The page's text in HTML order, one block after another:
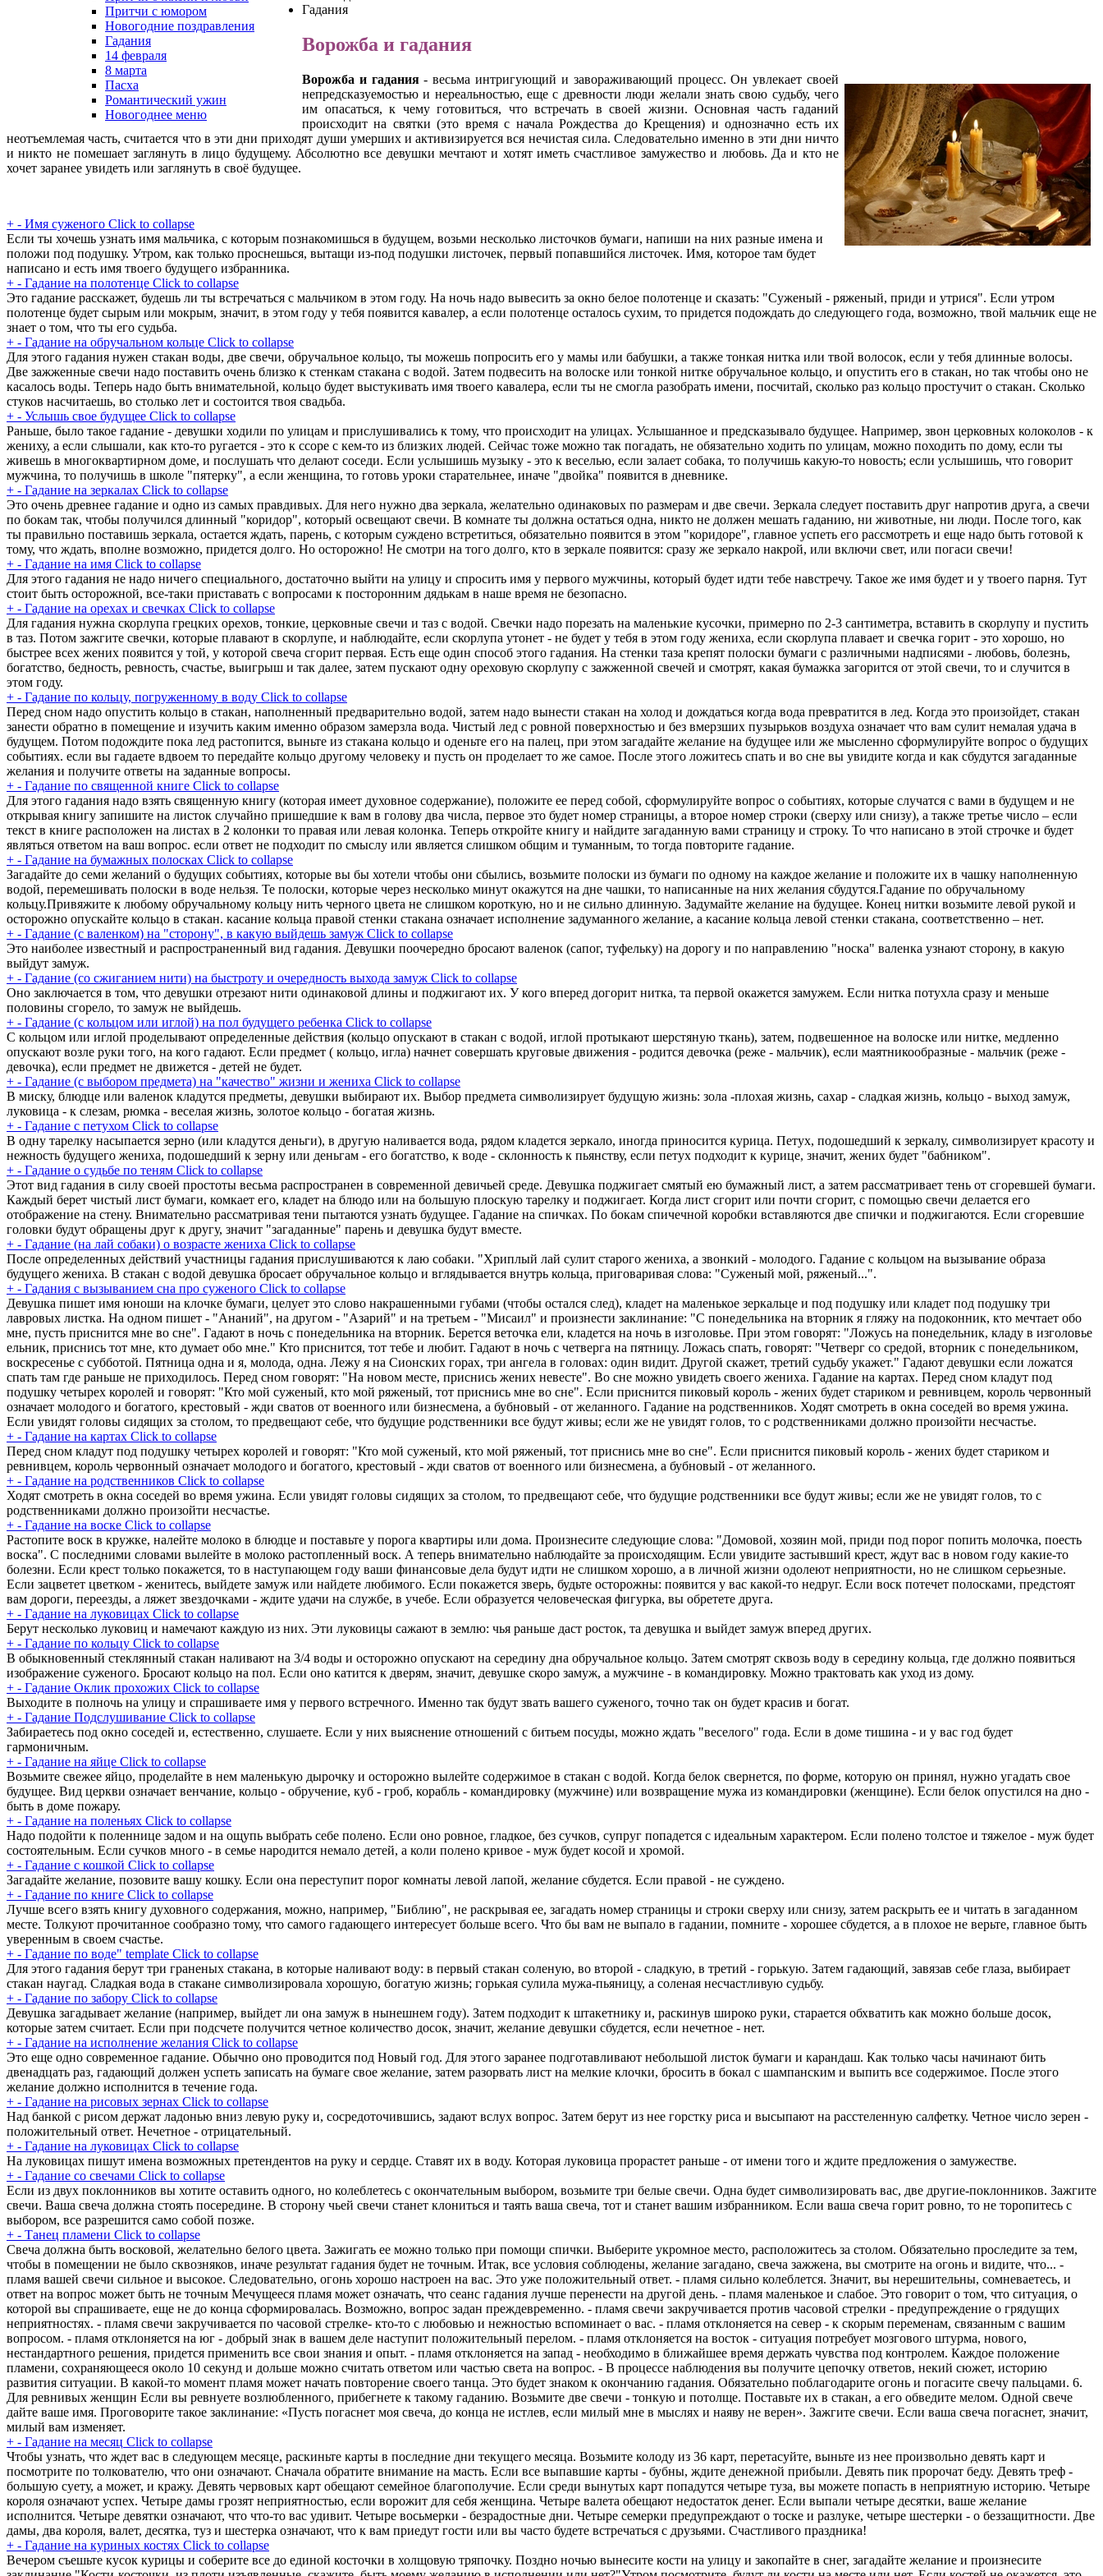
Притчи с юмором
Новогодние поздравления
Гадания
14 февраля
8 марта
Пасха
Романтический ужин
Новогоднее меню
Гадания
Ворожба и гадания
Ворожба и гадания- весьма интригующий и завораживающий процесс. Он увлекает своей
непредсказуемостью и нереальностью, еще с древности люди желали знать свою судьбу, чего
им опасаться, к чему готовиться, что встречать в своей жизни. Основная часть гаданий
происходит на святки (это время с начала Рождества до Крещения) и однозначно есть их
неотъемлемая часть, считается что в эти дни приходят души умерших и активизируется вся нечистая сила. Следовательно именно в эти дни ничто
и никто не помешает заглянуть в лицо будущему. Абсолютно все девушки мечтают и хотят иметь счастливое замужество и любовь. Да и кто не
хочет заранее увидеть или заглянуть в своё будущее.
+ - Имя суженого Click to collapse
Если ты хочешь узнать имя мальчика, с которым познакомишься в будущем, возьми несколько листочков бумаги, напиши на них разные имена и
положи под подушку. Утром, как только проснешься, вытащи из-под подушки листочек, первый попавшийся листочек. Имя, которое там будет
написано и есть имя твоего будущего избранника.
+ - Гадание на полотенце Click to collapse
Это гадание расскажет, будешь ли ты встречаться с мальчиком в этом году. На ночь надо вывесить за окно белое полотенце и сказать: "Суженый - ряженый, приди и утрися". Если утром
полотенце будет сырым или мокрым, значит, в этом году у тебя появится кавалер, а если полотенце осталось сухим, то придется подождать до следующего года, возможно, твой мальчик еще не
знает о том, что ты его судьба.
+ - Гадание на обручальном кольце Click to collapse
Для этого гадания нужен стакан воды, две свечи, обручальное кольцо, ты можешь попросить его у мамы или бабушки, а также тонкая нитка или твой волосок, если у тебя длинные волосы.
Две зажженные свечи надо поставить очень близко к стенкам стакана с водой. Затем подвесить на волоске или тонкой нитке обручальное кольцо, и опустить его в стакан, но так чтобы оно не
касалось воды. Теперь надо быть внимательной, кольцо будет выстукивать имя твоего кавалера, если ты не смогла разобрать имени, посчитай, сколько раз кольцо простучит о стакан. Сколько
стуков насчитаешь, во столько лет и состоится твоя свадьба.
+ - Услышь свое будущее Click to collapse
Раньше, было такое гадание - девушки ходили по улицам и прислушивались к тому, что происходит на улицах. Услышанное и предсказывало будущее. Например, звон церковных колоколов - к
жениху, а если слышали, как кто-то ругается - это к ссоре с кем-то из близких людей. Сейчас тоже можно так погадать, не обязательно ходить по улицам, можно походить по дому, если ты
живешь в многоквартирном доме, и послушать что делают соседи. Если услышишь музыку - это к веселью, если залает собака, то получишь какую-то новость; если услышишь, что говорит
мужчина, то получишь в школе "пятерку", а если женщина, то готовь уроки старательнее, иначе "двойка" появится в дневнике.
+ - Гадание на зеркалах Click to collapse
Это очень древнее гадание и одно из самых правдивых. Для него нужно два зеркала, желательно одинаковых по размерам и две свечи. Зеркала следует поставить друг напротив друга, а свечи
по бокам так, чтобы получился длинный "коридор", который освещают свечи. В комнате ты должна остаться одна, никто не должен мешать гаданию, ни животные, ни люди. После того, как
ты правильно поставишь зеркала, остается ждать, парень, с которым суждено встретиться, обязательно появится в этом "коридоре", главное успеть его рассмотреть и еще надо быть готовой к
тому, что ждать, вполне возможно, придется долго. Но осторожно! Не смотри на того долго, кто в зеркале появится: сразу же зеркало накрой, или включи свет, или погаси свечи!
+ - Гадание на имя Click to collapse
Для этого гадания не надо ничего специального, достаточно выйти на улицу и спросить имя у первого мужчины, который будет идти тебе навстречу. Такое же имя будет и у твоего парня. Тут
стоит быть осторожной, все-таки приставать с вопросами к посторонним дядькам в наше время не безопасно.
+ - Гадание на орехах и свечках Click to collapse
Для гадания нужна скорлупа грецких орехов, тонкие, церковные свечи и таз с водой. Свечки надо порезать на маленькие кусочки, примерно по 2-3 сантиметра, вставить в скорлупу и пустить
в таз. Потом зажгите свечки, которые плавают в скорлупе, и наблюдайте, если скорлупа утонет - не будет у тебя в этом году жениха, если скорлупа плавает и свечка горит - это хорошо, но
быстрее всех жених появится у той, у которой свеча сгорит первая. Есть еще один способ этого гадания. На стенки таза крепят полоски бумаги с различными надписями - любовь, болезнь,
богатство, бедность, ревность, счастье, выигрыш и так далее, затем пускают одну ореховую скорлупу с зажженной свечей и смотрят, какая бумажка загорится от этой свечи, то и случится в
этом году.
+ - Гадание по кольцу, погруженному в воду Click to collapse
Перед сном надо опустить кольцо в стакан, наполненный предварительно водой, затем надо вынести стакан на холод и дождаться когда вода превратится в лед. Когда это произойдет, стакан
занести обратно в помещение и изучить каким именно образом замерзла вода. Чистый лед с ровной поверхностью и без вмерзших пузырьков воздуха означает что вам сулит немалая удача в
будущем. Потом подождите пока лед растопится, выньте из стакана кольцо и оденьте его на палец, при этом загадайте желание на будущее или же мысленно сформулируйте вопрос о будущих
событиях. если вы гадаете вдвоем то передайте кольцо другому человеку и пусть он проделает то же самое. После этого ложитесь спать и во сне вы увидите когда и как сбудутся загаданные
желания и получите ответы на заданные вопросы.
+ - Гадание по священной книге Click to collapse
Для этого гадания надо взять священную книгу (которая имеет духовное содержание), положите ее перед собой, сформулируйте вопрос о событиях, которые случатся с вами в будущем и не
открывая книгу запишите на листок случайно пришедшие к вам в голову два числа, первое это будет номер страницы, а второе номер строки (сверху или снизу), а также третье число – если
текст в книге расположен на листах в 2 колонки то правая или левая колонка. Теперь откройте книгу и найдите загаданную вами страницу и строку. То что написано в этой строчке и будет
являться ответом на ваш вопрос. если ответ не подходит по смыслу или является слишком общим и туманным, то тогда повторите гадание.
+ - Гадание на бумажных полосках Click to collapse
Загадайте до семи желаний о будущих событиях, которые вы бы хотели чтобы они сбылись, возьмите полоски из бумаги по одному на каждое желание и положите их в чашку наполненную
водой, перемешивать полоски в воде нельзя. Те полоски, которые через несколько минут окажутся на дне чашки, то написанные на них желания сбудутся.Гадание по обручальному
кольцу.Привяжите к любому обручальному кольцу нить черного цвета не слишком короткую, но и не сильно длинную. Задумайте желание на будущее. Конец нитки возьмите левой рукой и
осторожно опускайте кольцо в стакан. касание кольца правой стенки стакана означает исполнение задуманного желание, а касание кольца левой стенки стакана, соответственно – нет.
+ - Гадание (с валенком) на "сторону", в какую выйдешь замуж Click to collapse
Это наиболее известный и распространенный вид гадания. Девушки поочередно бросают валенок (сапог, туфельку) на дорогу и по направлению "носка" валенка узнают сторону, в какую
выйдут замуж.
+ - Гадание (со сжиганием нити) на быстроту и очередность выхода замуж Click to collapse
Оно заключается в том, что девушки отрезают нити одинаковой длины и поджигают их. У кого вперед догорит нитка, та первой окажется замужем. Если нитка потухла сразу и меньше
половины сгорело, то замуж не выйдешь.
+ - Гадание (с кольцом или иглой) на пол будущего ребенка Click to collapse
С кольцом или иглой проделывают определенные действия (кольцо опускают в стакан с водой, иглой протыкают шерстяную ткань), затем, подвешенное на волоске или нитке, медленно
опускают возле руки того, на кого гадают. Если предмет ( кольцо, игла) начнет совершать круговые движения - родится девочка (реже - мальчик), если маятникообразные - мальчик (реже -
девочка), если предмет не движется - детей не будет.
+ - Гадание (с выбором предмета) на "качество" жизни и жениха Click to collapse
В миску, блюдце или валенок кладутся предметы, девушки выбирают их. Выбор предмета символизирует будущую жизнь: зола -плохая жизнь, сахар - сладкая жизнь, кольцо - выход замуж,
луковица - к слезам, рюмка - веселая жизнь, золотое кольцо - богатая жизнь.
+ - Гадание с петухом Click to collapse
В одну тарелку насыпается зерно (или кладутся деньги), в другую наливается вода, рядом кладется зеркало, иногда приносится курица. Петух, подошедший к зеркалу, символизирует красоту и
нежность будущего жениха, подошедший к зерну или деньгам - его богатство, к воде - склонность к пьянству, если петух подходит к курице, значит, жених будет "бабником".
+ - Гадание о судьбе по теням Click to collapse
Этот вид гадания в силу своей простоты весьма распространен в современной девичьей среде. Девушка поджигает смятый ею бумажный лист, а затем рассматривает тень от сгоревшей бумаги.
Каждый берет чистый лист бумаги, комкает его, кладет на блюдо или на большую плоскую тарелку и поджигает. Когда лист сгорит или почти сгорит, с помощью свечи делается его
отображение на стену. Внимательно рассматривая тени пытаются узнать будущее. Гадание на спичках. По бокам спичечной коробки вставляются две спички и поджигаются. Если сгоревшие
головки будут обращены друг к другу, значит "загаданные" парень и девушка будут вместе.
+ - Гадание (на лай собаки) о возрасте жениха Click to collapse
После определенных действий участницы гадания прислушиваются к лаю собаки. "Хриплый лай сулит старого жениха, а звонкий - молодого. Гадание с кольцом на вызывание образа
будущего жениха. В стакан с водой девушка бросает обручальное кольцо и вглядывается внутрь кольца, приговаривая слова: "Суженый мой, ряженый...".
+ - Гадания с вызыванием сна про суженого Click to collapse
Девушка пишет имя юноши на клочке бумаги, целует это слово накрашенными губами (чтобы остался след), кладет на маленькое зеркальце и под подушку или кладет под подушку три
лавровых листка. На одном пишет - "Ананий", на другом - "Азарий" и на третьем - "Мисаил" и произнести заклинание: "С понедельника на вторник я гляжу на подоконник, кто мечтает обо
мне, пусть приснится мне во сне". Гадают в ночь с понедельника на вторник. Берется веточка ели, кладется на ночь в изголовье. При этом говорят: "Ложусь на понедельник, кладу в изголовье
ельник, приснись тот мне, кто думает обо мне." Кто приснится, тот тебе и любит. Гадают в ночь с четверга на пятницу. Ложась спать, говорят: "Четверг со средой, вторник с понедельником,
воскресенье с субботой. Пятница одна и я, молода, одна. Лежу я на Сионских горах, три ангела в головах: один видит. Другой скажет, третий судьбу укажет." Гадают девушки если ложатся
спать там где раньше не приходилось. Перед сном говорят: "На новом месте, приснись жених невесте". Во сне можно увидеть своего жениха. Гадание на картах. Перед сном кладут под
подушку четырех королей и говорят: "Кто мой суженый, кто мой ряженый, тот приснись мне во сне". Если приснится пиковый король - жених будет стариком и ревнивцем, король червонный
означает молодого и богатого, крестовый - жди сватов от военного или бизнесмена, а бубновый - от желанного. Гадание на родственников. Ходят смотреть в окна соседей во время ужина.
Если увидят головы сидящих за столом, то предвещают себе, что будущие родственники все будут живы; если же не увидят голов, то с родственниками должно произойти несчастье.
+ - Гадание на картах Click to collapse
Перед сном кладут под подушку четырех королей и говорят: "Кто мой суженый, кто мой ряженый, тот приснись мне во сне". Если приснится пиковый король - жених будет стариком и
ревнивцем, король червонный означает молодого и богатого, крестовый - жди сватов от военного или бизнесмена, а бубновый - от желанного.
+ - Гадание на родственников Click to collapse
Ходят смотреть в окна соседей во время ужина. Если увидят головы сидящих за столом, то предвещают себе, что будущие родственники все будут живы; если же не увидят голов, то с
родственниками должно произойти несчастье.
+ - Гадание на воске Click to collapse
Растопите воск в кружке, налейте молоко в блюдце и поставьте у порога квартиры или дома. Произнесите следующие слова: "Домовой, хозяин мой, приди под порог попить молочка, поесть
воска". С последними словами вылейте в молоко растопленный воск. А теперь внимательно наблюдайте за происходящим. Если увидите застывший крест, ждут вас в новом году какие-то
болезни. Если крест только покажется, то в наступающем году ваши финансовые дела будут идти не слишком хорошо, а в личной жизни одолеют неприятности, но не слишком серьезные.
Если зацветет цветком - женитесь, выйдете замуж или найдете любимого. Если покажется зверь, будьте осторожны: появится у вас какой-то недруг. Если воск потечет полосками, предстоят
вам дороги, переезды, а ляжет звездочками - ждите удачи на службе, в учебе. Если образуется человеческая фигурка, вы обретете друга.
+ - Гадание на луковицах Click to collapse
Берут несколько луковиц и намечают каждую из них. Эти луковицы сажают в землю: чья раньше даст росток, та девушка и выйдет замуж вперед других.
+ - Гадание по кольцу Click to collapse
В обыкновенный стеклянный стакан наливают на 3/4 воды и осторожно опускают на середину дна обручальное кольцо. Затем смотрят сквозь воду в середину кольца, где должно появиться
изображение суженого. Бросают кольцо на пол. Если оно катится к дверям, значит, девушке скоро замуж, а мужчине - в командировку. Можно трактовать как уход из дому.
+ - Гадание Оклик прохожих Click to collapse
Выходите в полночь на улицу и спрашиваете имя у первого встречного. Именно так будут звать вашего суженого, точно так он будет красив и богат.
+ - Гадание Подслушивание Click to collapse
Забираетесь под окно соседей и, естественно, слушаете. Если у них выяснение отношений с битьем посуды, можно ждать "веселого" года. Если в доме тишина - и у вас год будет
гармоничным.
+ - Гадание на яйце Click to collapse
Возьмите свежее яйцо, проделайте в нем маленькую дырочку и осторожно вылейте содержимое в стакан с водой. Когда белок свернется, по форме, которую он принял, нужно угадать свое
будущее. Вид церкви означает венчание, кольцо - обручение, куб - гроб, корабль - командировку (мужчине) или возвращение мужа из командировки (женщине). Если белок опустился на дно -
быть в доме пожару.
+ - Гадание на поленьях Click to collapse
Надо подойти к поленнице задом и на ощупь выбрать себе полено. Если оно ровное, гладкое, без сучков, супруг попадется с идеальным характером. Если полено толстое и тяжелое - муж будет
состоятельным. Если сучков много - в семье народится немало детей, а коли полено кривое - муж будет косой и хромой.
+ - Гадание с кошкой Click to collapse
Загадайте желание, позовите вашу кошку. Если она переступит порог комнаты левой лапой, желание сбудется. Если правой - не суждено.
+ - Гадание по книге Click to collapse
Лучше всего взять книгу духовного содержания, можно, например, "Библию", не раскрывая ее, загадать номер страницы и строки сверху или снизу, затем раскрыть ее и читать в загаданном
месте. Толкуют прочитанное сообразно тому, что самого гадающего интересует больше всего. Что бы вам не выпало в гадании, помните - хорошее сбудется, а в плохое не верьте, главное быть
уверенным в своем счастье.
+ - Гадание по воде" template Click to collapse
Для этого гадания берут три граненых стакана, в которые наливают воду: в первый стакан соленую, во второй - сладкую, в третий - горькую. Затем гадающий, завязав себе глаза, выбирает
стакан наугад. Сладкая вода в стакане символизировала хорошую, богатую жизнь; горькая сулила мужа-пьяницу, а соленая несчастливую судьбу.
+ - Гадание по забору Click to collapse
Девушка загадывает желание (например, выйдет ли она замуж в нынешнем году). Затем подходит к штакетнику и, раскинув широко руки, старается обхватить как можно больше досок,
которые затем считает. Если при подсчете получится четное количество досок, значит, желание девушки сбудется, если нечетное - нет.
+ - Гадание на исполнение желания Click to collapse
Это еще одно современное гадание. Обычно оно проводится под Новый год. Для этого заранее подготавливают небольшой листок бумаги и карандаш. Как только часы начинают бить
двенадцать раз, гадающий должен успеть записать на бумаге свое желание, затем разорвать лист на мелкие клочки, бросить в бокал с шампанским и выпить все содержимое. После этого
желание должно исполнится в течение года.
+ - Гадание на рисовых зернах Click to collapse
Над банкой с рисом держат ладонью вниз левую руку и, сосредоточившись, задают вслух вопрос. Затем берут из нее горстку риса и высыпают на расстеленную салфетку. Четное число зерен -
положительный ответ. Нечетное - отрицательный.
+ - Гадание на луковицах Click to collapse
На луковицах пишут имена возможных претендентов на руку и сердце. Ставят их в воду. Которая луковица прорастет раньше - от имени того и ждите предложения о замужестве.
+ - Гадание со свечами Click to collapse
Если из двух поклонников вы хотите оставить одного, но колеблетесь с окончательным выбором, возьмите три белые свечи. Одна будет символизировать вас, две другие-поклонников. Зажгите
свечи. Ваша свеча должна стоять посередине. В сторону чьей свечи станет клониться и таять ваша свеча, тот и станет вашим избранником. Если ваша свеча горит ровно, то не торопитесь с
выбором, все разрешится само собой позже.
+ - Танец пламени Click to collapse
Свеча должна быть восковой, желательно белого цвета. Зажигать ее можно только при помощи спички. Выберите укромное место, расположитесь за столом. Обязательно проследите за тем,
чтобы в помещении не было сквозняков, иначе результат гадания будет не точным. Итак, все условия соблюдены, желание загадано, свеча зажжена, вы смотрите на огонь и видите, что... -
пламя вашей свечи сильное и высокое. Следовательно, огонь хорошо настроен на вас. Это уже положительный ответ. - пламя сильно колеблется. Значит, вы нерешительны, сомневаетесь, и
ответ на вопрос может быть не точным Мечущееся пламя может означать, что сеанс гадания лучше перенести на другой день. - пламя маленькое и слабое. Это говорит о том, что ситуация, о
которой вы спрашиваете, еще не до конца сформировалась. Возможно, вопрос задан преждевременно. - пламя свечи закручивается против часовой стрелки - предупреждение о грядущих
неприятностях. - пламя свечи закручивается по часовой стрелке- кто-то с любовью и нежностью вспоминает о вас. - пламя отклоняется на север - к скорым переменам, связанным с вашим
вопросом. - пламя отклоняется на юг - добрый знак в вашем деле наступит положительный перелом. - пламя отклоняется на восток - ситуация потребует мозгового штурма, нового,
нестандартного решения, придется применить все свои знания и опыт. - пламя отклоняется на запад - необходимо в ближайшее время держать чувства под контролем. Каждое положение
пламени, сохраняющееся около 10 секунд и дольше можно считать ответом или частью света на вопрос. - В процессе наблюдения вы получите цепочку ответов, некий сюжет, историю
развития ситуации. В какой-то момент пламя может начать повторение своего танца. Это будет знаком к окончанию гадания. Обязательно поблагодарите огонь и погасите свечу пальцами. 6.
Для ревнивых женщин Если вы ревнуете возлюбленного, прибегнете к такому гаданию. Возьмите две свечи - тонкую и потолще. Поставьте их в стакан, а его обведите мелом. Одной свече
дайте ваше имя. Проговорите такое заклинание: «Пусть погаснет моя свеча, до конца не истлев, если милый мне в мыслях и наяву не верен». Зажгите свечи. Если ваша свеча погаснет, значит,
милый вам изменяет.
+ - Гадание на месяц Click to collapse
Чтобы узнать, что ждет вас в следующем месяце, раскиньте карты в последние дни текущего месяца. Возьмите колоду из 36 карт, перетасуйте, выньте из нее произвольно девять карт и
посмотрите по толкователю, что они означают. Сначала обратите внимание на масть. Если все выпавшие карты - бубны, ждите денежной прибыли. Девять пик пророчат беду. Девять треф -
большую суету, а может, и кражу. Девять червовых карт обещают семейное благополучие. Если среди вынутых карт попадутся четыре туза, вы можете попасть в неприятную историю. Четыре
короля означают успех. Четыре дамы грозят неприятностью, если ворожит для себя женщина. Четыре валета обещают недостаток денег. Если выпали четыре десятки, ваше желание
исполнится. Четыре девятки означают, что что-то вас удивит. Четыре восьмерки - безрадостные дни. Четыре семерки предупреждают о тоске и разлуке, четыре шестерки - о беззащитности. Две
дамы, два короля, валет, десятка, туз и шестерка означают, что к вам приедут гости или вы часто будете встречаться с друзьями. Счастливого праздника!
+ - Гадание на куриных костях Click to collapse
Вечером съешьте кусок курицы и соберите все до единой косточки в холщовую тряпочку. Поздно ночью вынесите кости на улицу и закопайте в снег, загадайте желание и произнесите